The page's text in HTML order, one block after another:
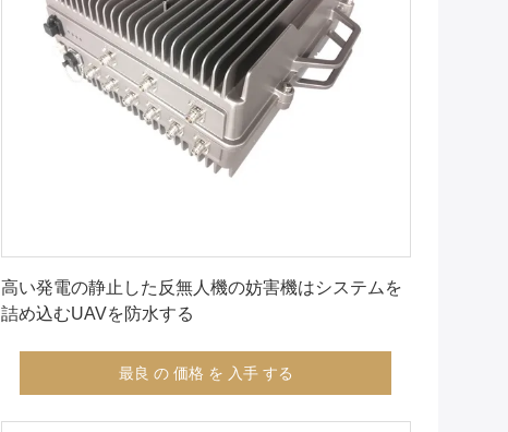
高い発電の静止した反無人機の妨害機はシステムを
詰め込むUAVを防水する
最良 の 価格 を 入手 する